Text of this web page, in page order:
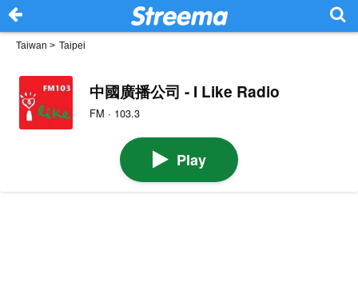
Taiwan > Taipei
中國廣播公司 - I Like Radio
FM · 103.3
Play